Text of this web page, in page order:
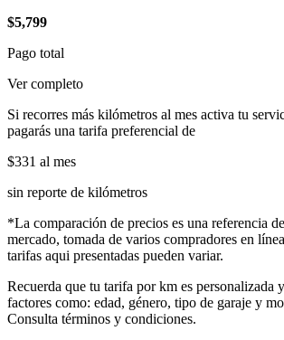
$5,799
Pago total
Ver completo
Si recorres más kilómetros al mes activa tu
pagarás una tarifa preferencial de
$331 al mes
sin reporte de kilómetros
*La comparación de precios es una referencia
mercado, tomada de varios compradores en
tarifas aqui presentadas pueden variar.
Recuerda que tu tarifa por km es personalizada
factores como: edad, género, tipo de garaje y
Consulta términos y condiciones.